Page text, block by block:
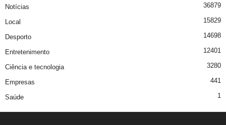
Notícias 36879
Local 15829
Desporto 14698
Entretenimento 12401
Ciência e tecnologia 3280
Empresas 441
Saúde 1